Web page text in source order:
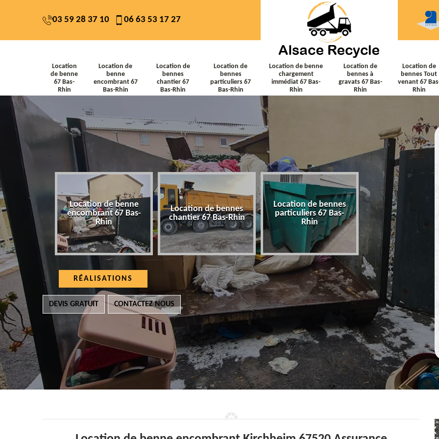
03 59 28 37 10 06 63 53 17 27
Location
de benne
67 Bas-
Rhin
Location de
benne
encombrant 67
Bas-Rhin
Location de
bennes
chantier 67
Bas-Rhin
Location de
bennes
particuliers 67
Bas-Rhin
Location de benne
chargement
immédiat 67 Bas-
Rhin
Location de
bennes à
gravats 67 Bas-
Rhin
Location de
bennes Tout
venant 67
Rhin
benne 67
Location de benne
encombrant 67 Bas-
Rhin
Location de bennes
chantier 67 Bas-Rhin
Location de bennes
particuliers 67 Bas-
Rhin
Location de
chargement
67 Bas-Rhin
RÉALISATIONS
DEVIS GRATUIT CONTACTEZ NOUS